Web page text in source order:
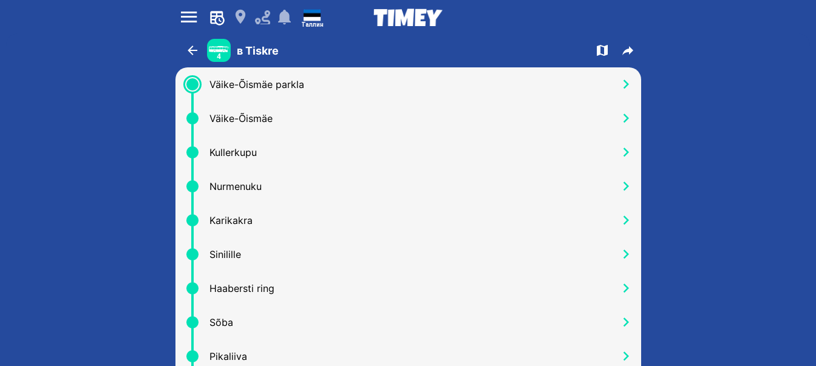
󰍜 󰍎 󰂚 Таллин
󰁍 4 в Tiskre 󰍍 󰒖
Väike-Õismäe parkla 󰅂
Väike-Õismäe 󰅂
Kullerkupu 󰅂
Nurmenuku 󰅂
Karikakra 󰅂
Sinilille 󰅂
Haabersti ring 󰅂
Sõba 󰅂
Pikaliiva 󰅂